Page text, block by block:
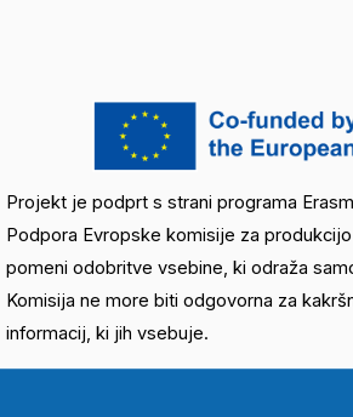
Projekt je podprt s strani programa
Podpora Evropske komisije za
pomeni odobritve vsebine, ki odraža
Komisija ne more biti odgovorna za
informacij, ki jih vsebuje.